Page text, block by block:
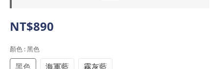
NT$890
顏色 : 黑色
黑色 海軍藍 霧灰藍